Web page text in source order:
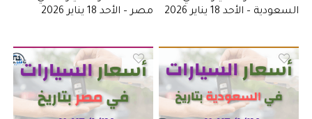
السعودية – الأحد 18 يناير 2026
مصر – الأحد 18 يناير 2026